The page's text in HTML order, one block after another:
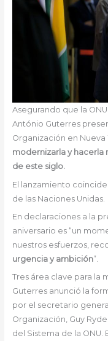
Asegurando que la
António Guterres
Organización en Nueva
modernizarla y hacerla
de este siglo.
El lanzamiento
de las Naciones Unidas.
En declaraciones a la
aniversario es “un
nuestros esfuerzos,
urgencia y ambición”.
Tres área clave para la
Guterres anunció la
por el secretario
Organización, Guy
del Sistema de la